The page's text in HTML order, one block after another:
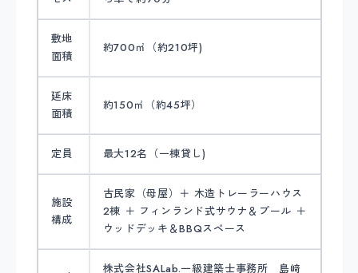
敷地
面積
約700㎡（約210坪)
延床
面積
約150㎡（約45坪）
定員 最大12名（一棟貸し)
施設
構成
古民家（母屋）＋ 木造トレーラーハウス
2棟 ＋ フィンランド式サウナ＆プール ＋
ウッドデッキ＆BBQスペース
株式会社SALab.一級建築士事務所 島﨑